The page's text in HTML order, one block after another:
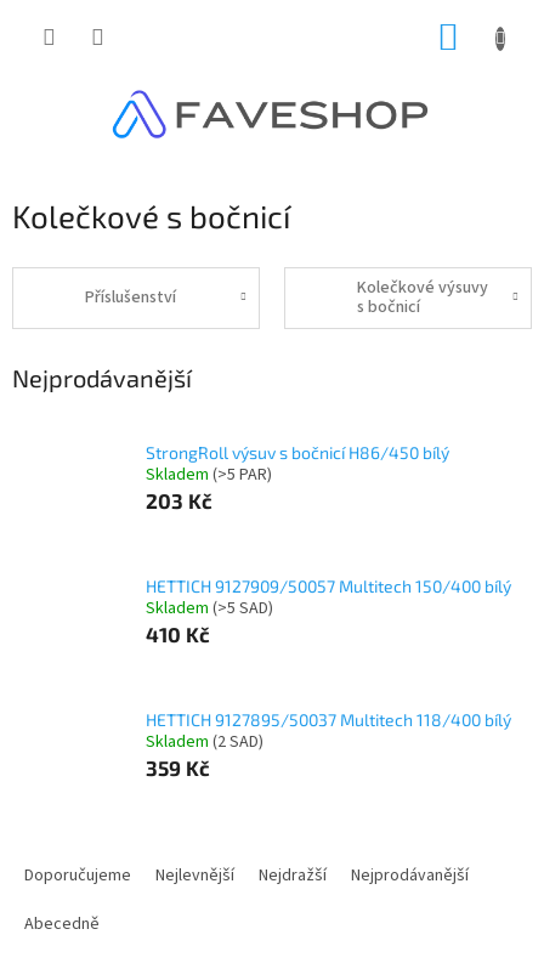
Kolečkové s bočnicí
Příslušenství
Kolečkové výsuvy
s bočnicí
Nejprodávanější
StrongRoll výsuv s bočnicí H86/450 bílý
Skladem (>5 PAR)
203 Kč
HETTICH 9127909/50057 Multitech 150/400 bílý
Skladem (>5 SAD)
410 Kč
HETTICH 9127895/50037 Multitech 118/400 bílý
Skladem (2 SAD)
359 Kč
Doporučujeme Nejlevnější Nejdražší
Nejprodávanější
Abecedně